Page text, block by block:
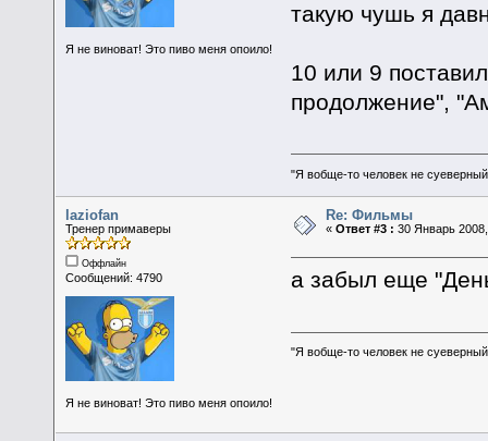
Я не виноват! Это пиво меня опоило!
такую чушь я
10 или 9
продолжение",
"Я вобще-то человек не
laziofan
Тренер примаверы
Оффлайн
Сообщений: 4790
Я не виноват! Это пиво меня опоило!
Re: Фильмы
«Ответ #3 : 30 Январь
а забыл еще
"Я вобще-то человек не